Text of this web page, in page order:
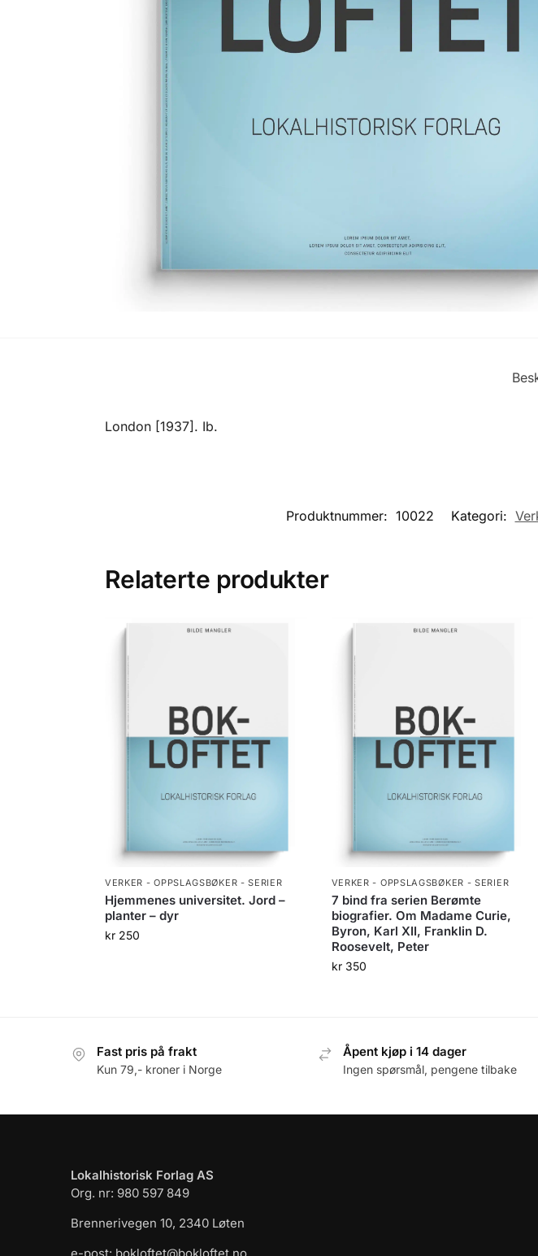
London [1937]. Ib.
Produktnummer: 10022 Kategori:
Relaterte produkter
VERKER - OPPSLAGSBØKER - SERIER
Hjemmenes universitet. Jord –
planter – dyr
kr250
VERKER - OPPSLAGSBØKER - SERIER
7 bind fra serien Berømte
biografier. Om Madame Curie,
Byron, Karl XII, Franklin D.
Roosevelt, Peter
kr350
Fast pris på frakt
Kun 79,- kroner i Norge
Åpent kjøp i 14 dager
Ingen spørsmål, pengene tilbake
Lokalhistorisk Forlag AS
Org. nr: 980 597 849
Brennerivegen 10, 2340 Løten